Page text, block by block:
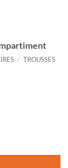
/ TROUSSES